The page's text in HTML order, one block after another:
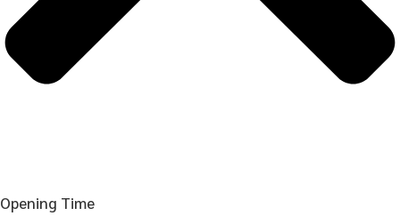
Opening Time